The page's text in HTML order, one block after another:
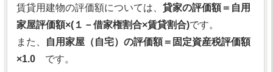
賃貸用建物の評価額については、 貸家の評価額＝自用
家屋評価額×(１－借家権割合×賃貸割合)です。
また、
自用家屋（自宅）の評価額＝固定資産税評価額
×1.0 です。